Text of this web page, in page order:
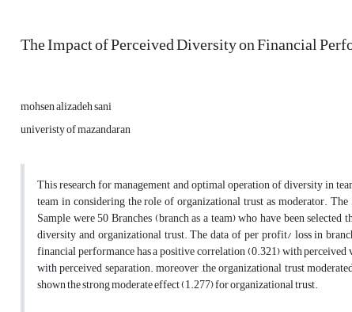
The Impact of Perceived Diversity on Financial
mohsen alizadeh sani
univeristy of mazandaran
This research for management and optimal operation of diversity in
team in considering the role of organizational trust as moderator.
Sample were 50 Branches (branch as a team) who have been
diversity and organizational trust. The data of per profit/ loss in
financial performance has a positive correlation (0.321) with
with perceived separation. moreover ,the organizational trust
shown the strong moderate effect (1.277) for organizational trust.